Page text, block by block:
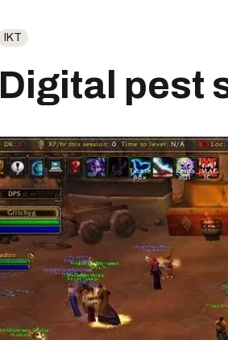
IKT
Digital pest